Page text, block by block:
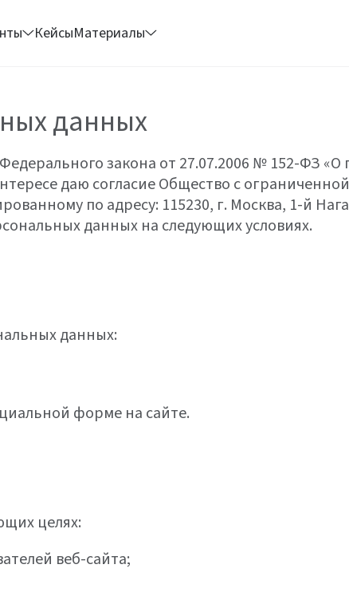
КейсыМатериалы
данных
закона от 27.07.2006 № 152-ФЗ
даю согласие Общество с
по адресу: 115230, г. Москва, 1-й
данных на следующих условиях.
данных:
форме на сайте.
целях:
веб-сайта;